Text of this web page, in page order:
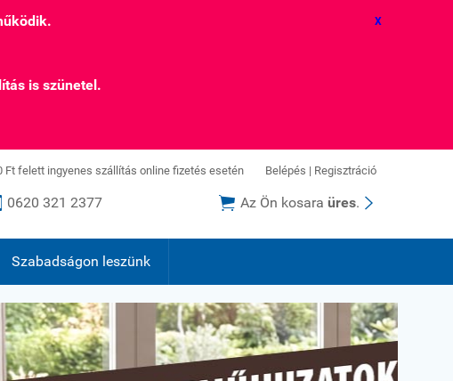
is szünetel.
X
0620 321 2377  Az Ön kosara üres. 
Ft felett ingyenes szállítás online fizetés esetén Belépés | Regisztráció
Szabadságon leszünk